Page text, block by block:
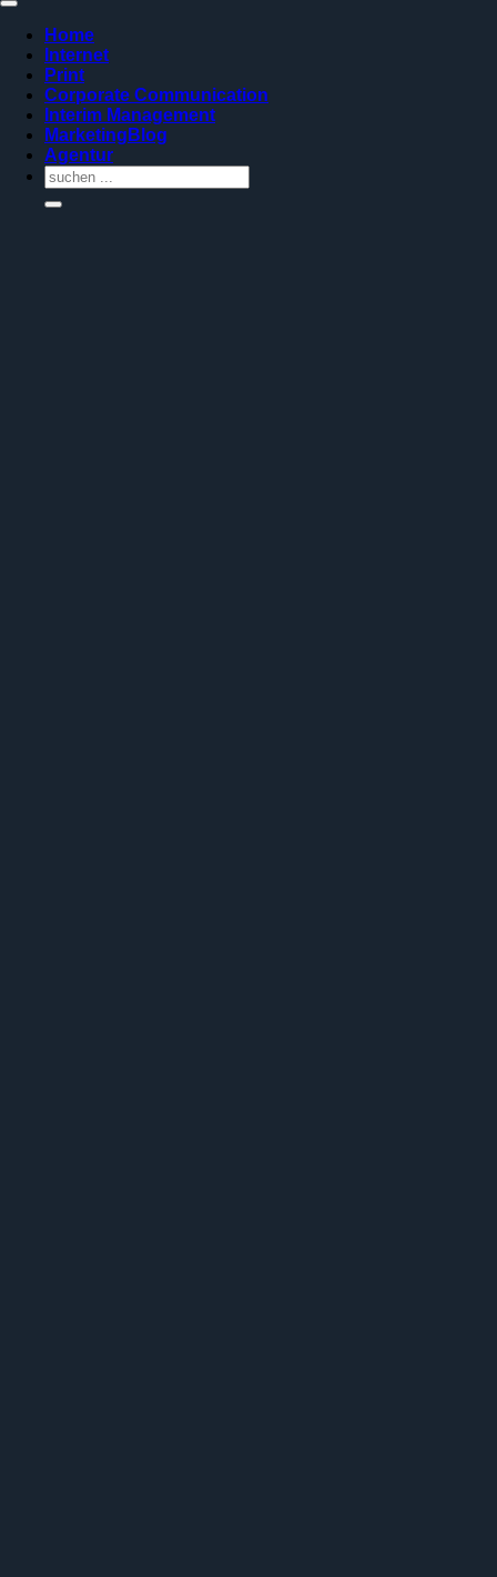
Home
Internet
Print
Corporate Communication
Interim Management
MarketingBlog
Agentur